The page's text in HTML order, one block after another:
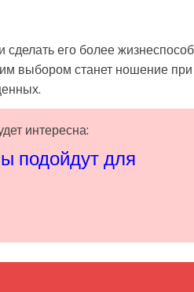
его более
выбором станет ношение при
интересна:
подойдут для